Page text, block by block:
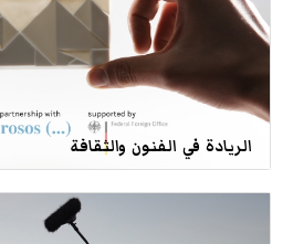
الريادة في الفنون والثقافة